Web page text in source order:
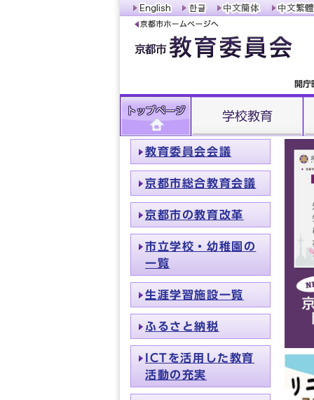
開
トップページ 学校教育
教育委員会会議
京都市総合教育会議
京都市の教育改革
市立学校・幼稚園の
一覧
生涯学習施設一覧
ふるさと納税
ICTを活用した教育
活動の充実